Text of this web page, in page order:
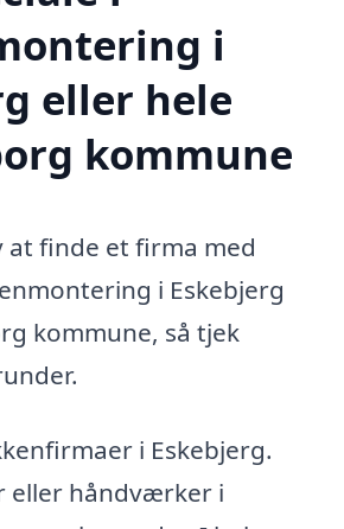
i
eller hele
kommune
at finde et firma med
i Eskebjerg
kommune, så tjek
i Eskebjerg.
eller håndværker i